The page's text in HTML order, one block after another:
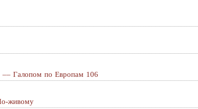
–– Галопом по Европам 106
живому